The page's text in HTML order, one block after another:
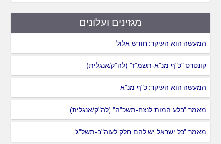
מגזינים ועלונים
המעשה הוא העיקר: חודש אלול
קונטרס "כ"ף מנ"א-תשמ"ז" (לה"ק/אנגלית)
המעשה הוא העיקר: כ"ף מנ"א
מאמר "בלע המות לנצח-תשכ"ה" (לה"ק/אנגלית)
מאמר "כל ישראל יש להם חלק לעוה"ב-תשל"ג"...